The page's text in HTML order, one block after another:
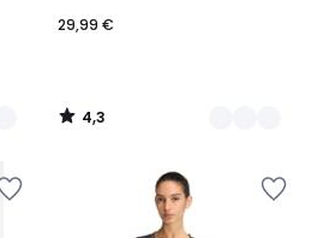
29,99 €
4,3
/